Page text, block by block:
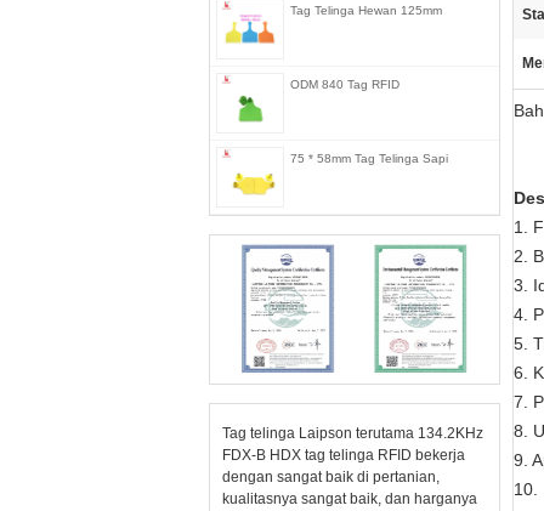
Tag Telinga Hewan 125mm
ODM 840 Tag RFID
75 * 58mm Tag Telinga Sapi
Tag telinga Laipson terutama 134.2KHz
FDX-B HDX tag telinga RFID bekerja
dengan sangat baik di pertanian,
kualitasnya sangat baik, dan harganya
1.
2.
3.
4.
5.
6.
7.
8.
9.
10.